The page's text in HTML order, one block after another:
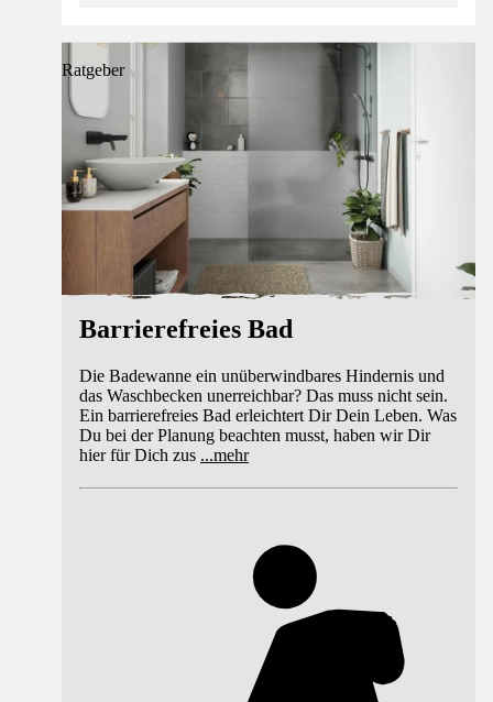
Ratgeber
Barrierefreies Bad
Die Badewanne ein unüberwindbares Hindernis und
das Waschbecken unerreichbar? Das muss nicht sein.
Ein barrierefreies Bad erleichtert Dir Dein Leben. Was
Du bei der Planung beachten musst, haben wir Dir
hier für Dich zus ...mehr